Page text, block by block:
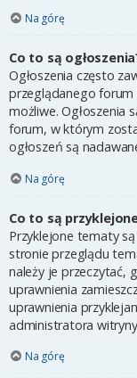
Na górę
Co to są
Ogłoszenia często
przeglądanego
możliwe. Ogłoszenia
forum, w którym
ogłoszeń są
Na górę
Co to są
Przyklejone tematy
stronie przeglądu
należy je przeczytać,
uprawnienia
uprawnienia
administratora
Na górę